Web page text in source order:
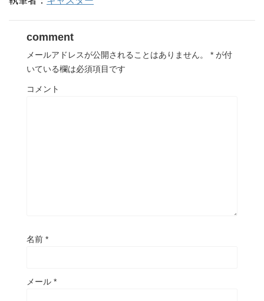
comment
メールアドレスが公開されることはありません。 * が付
いている欄は必須項目です
コメント
名前 *
メール *